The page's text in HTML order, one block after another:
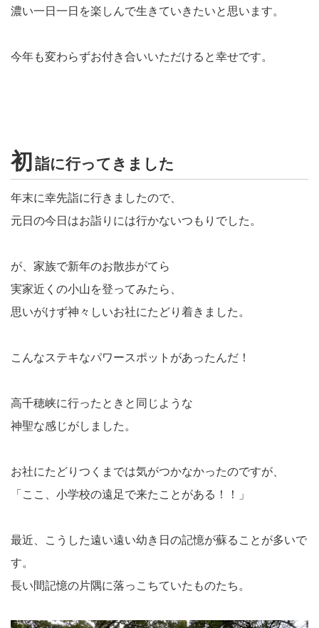
濃い一日一日を楽しんで生きていきたいと思います。
今年も変わらずお付き合いいただけると幸せです。
初 詣に行ってきました
年末に幸先詣に行きましたので、
元日の今日はお詣りには行かないつもりでした。
が、家族で新年のお散歩がてら
実家近くの小山を登ってみたら、
思いがけず神々しいお社にたどり着きました。
こんなステキなパワースポットがあったんだ！
高千穂峡に行ったときと同じような
神聖な感じがしました。
お社にたどりつくまでは気がつかなかったのですが、
「ここ、小学校の遠足で来たことがある！！」
最近、こうした遠い遠い幼き日の記憶が蘇ることが多いで
す。
長い間記憶の片隅に落っこちていたものたち。